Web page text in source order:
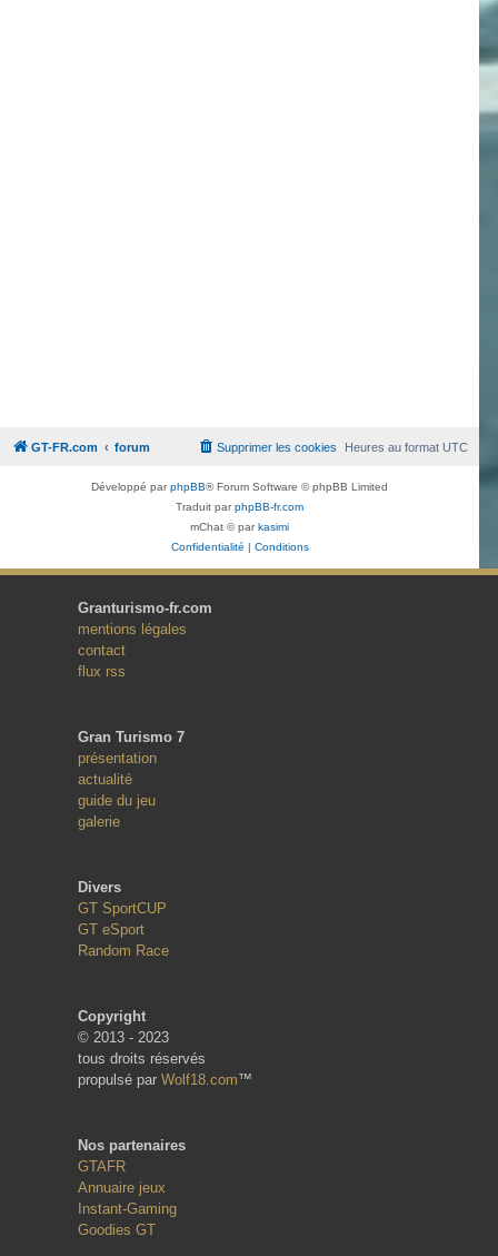
GT-FR.com forum Heures au formatUTC
Supprimer les cookies
Développé parphpBB® Forum Software © phpBB Limited
Traduit parphpBB-fr.com
mChat © parkasimi
Confidentialité | Conditions
Granturismo-fr.com
mentions légales
contact
flux rss
Gran Turismo 7
présentation
actualité
guide du jeu
galerie
Divers
GT SportCUP
GT eSport
Random Race
Copyright
© 2013 - 2023
tous droits réservés
propulsé par Wolf18.com™
Nos partenaires
GTAFR
Annuaire jeux
Instant-Gaming
Goodies GT